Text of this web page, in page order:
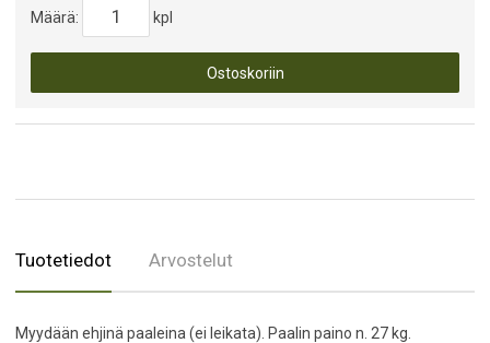
Määrä: kpl
Ostoskoriin
Tuotetiedot Arvostelut
Myydään ehjinä paaleina (ei leikata). Paalin paino n. 27 kg.